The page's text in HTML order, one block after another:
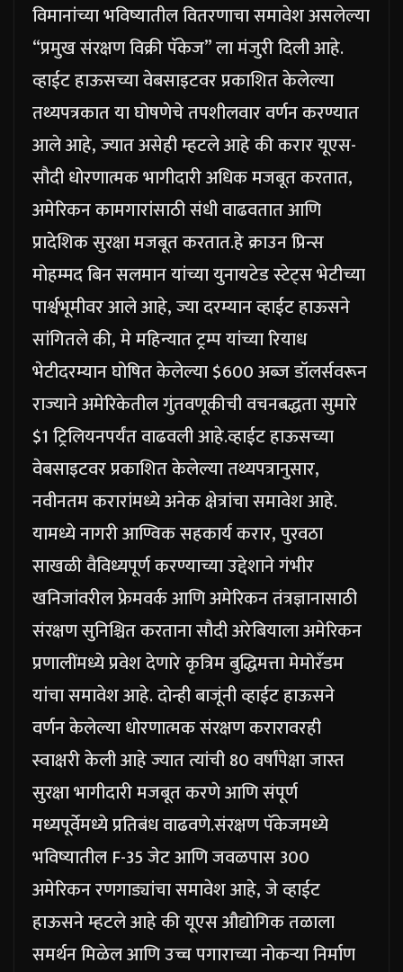
विमानांच्या भविष्यातील वितरणाचा समावेश असलेल्या
“प्रमुख संरक्षण विक्री पॅकेज” ला मंजुरी दिली आहे.
व्हाईट हाऊसच्या वेबसाइटवर प्रकाशित केलेल्या
तथ्यपत्रकात या घोषणेचे तपशीलवार वर्णन करण्यात
आले आहे, ज्यात असेही म्हटले आहे की करार यूएस-
सौदी धोरणात्मक भागीदारी अधिक मजबूत करतात,
अमेरिकन कामगारांसाठी संधी वाढवतात आणि
प्रादेशिक सुरक्षा मजबूत करतात.हे क्राउन प्रिन्स
मोहम्मद बिन सलमान यांच्या युनायटेड स्टेट्स भेटीच्या
पार्श्वभूमीवर आले आहे, ज्या दरम्यान व्हाईट हाऊसने
सांगितले की, मे महिन्यात ट्रम्प यांच्या रियाध
भेटीदरम्यान घोषित केलेल्या $600 अब्ज डॉलर्सवरून
राज्याने अमेरिकेतील गुंतवणूकीची वचनबद्धता सुमारे
$1 ट्रिलियनपर्यंत वाढवली आहे.व्हाईट हाऊसच्या
वेबसाइटवर प्रकाशित केलेल्या तथ्यपत्रानुसार,
नवीनतम करारांमध्ये अनेक क्षेत्रांचा समावेश आहे.
यामध्ये नागरी आण्विक सहकार्य करार, पुरवठा
साखळी वैविध्यपूर्ण करण्याच्या उद्देशाने गंभीर
खनिजांवरील फ्रेमवर्क आणि अमेरिकन तंत्रज्ञानासाठी
संरक्षण सुनिश्चित करताना सौदी अरेबियाला अमेरिकन
प्रणालींमध्ये प्रवेश देणारे कृत्रिम बुद्धिमत्ता मेमोरँडम
यांचा समावेश आहे. दोन्ही बाजूंनी व्हाईट हाऊसने
वर्णन केलेल्या धोरणात्मक संरक्षण करारावरही
स्वाक्षरी केली आहे ज्यात त्यांची 80 वर्षांपेक्षा जास्त
सुरक्षा भागीदारी मजबूत करणे आणि संपूर्ण
मध्यपूर्वेमध्ये प्रतिबंध वाढवणे.संरक्षण पॅकेजमध्ये
भविष्यातील F-35 जेट आणि जवळपास 300
अमेरिकन रणगाड्यांचा समावेश आहे, जे व्हाईट
हाऊसने म्हटले आहे की यूएस औद्योगिक तळाला
समर्थन मिळेल आणि उच्च पगाराच्या नोकऱ्या निर्माण